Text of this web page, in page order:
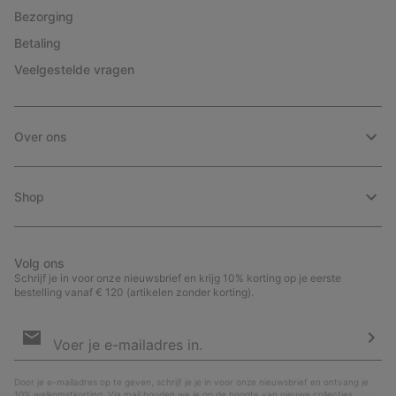
Bezorging
Betaling
Veelgestelde vragen
Over ons
Shop
Volg ons
Schrijf je in voor onze nieuwsbrief en krijg 10% korting op je eerste
bestelling vanaf € 120 (artikelen zonder korting).
voor
Door je e-mailadres op te geven, schrijf je je in voor onze nieuwsbrief en ontvang je